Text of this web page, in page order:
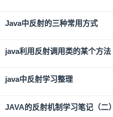
Java中反射的三种常用方式
java利用反射调用类的某个方法
java中反射学习整理
JAVA的反射机制学习笔记（二）